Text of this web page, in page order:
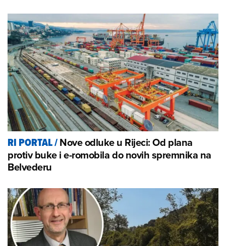
RI PORTAL/Nove odluke u Rijeci: Od plana
protiv buke i e-romobila do novih spremnika na
Belvederu